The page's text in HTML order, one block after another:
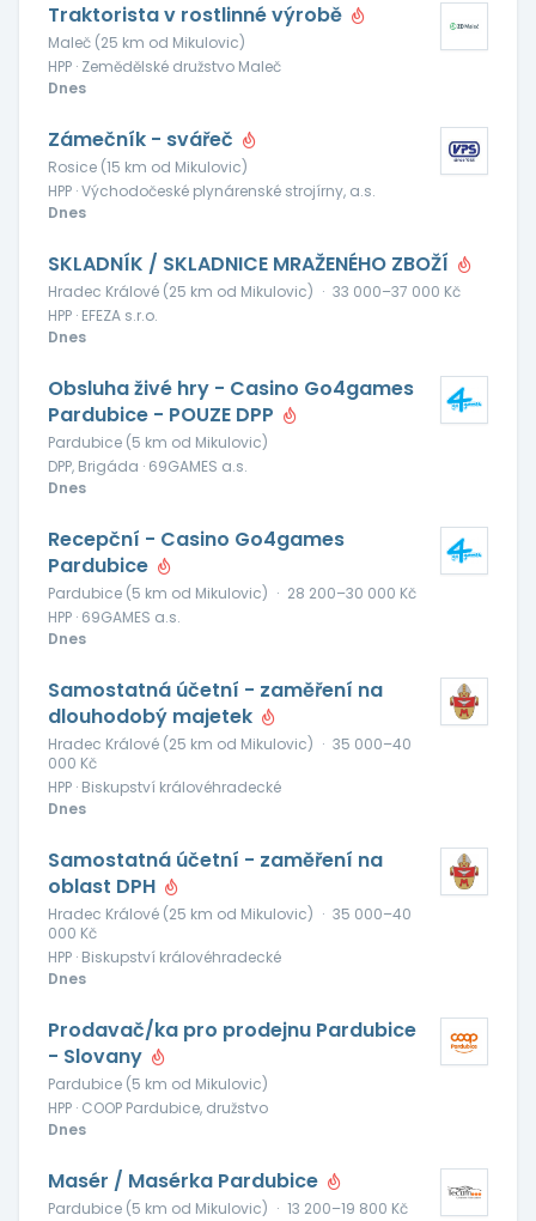
Traktorista v rostlinné výrobě
Maleč (25 km od Mikulovic)
HPP · Zemědělské družstvo Maleč
Dnes
Zámečník - svářeč
Rosice (15 km od Mikulovic)
HPP · Východočeské plynárenské strojírny, a.s.
Dnes
SKLADNÍK / SKLADNICE MRAŽENÉHO ZBOŽÍ
Hradec Králové (25 km od Mikulovic) · 33 000–37 000 Kč
HPP · EFEZA s.r.o.
Dnes
Obsluha živé hry - Casino Go4games
Pardubice - POUZE DPP
Pardubice (5 km od Mikulovic)
DPP, Brigáda · 69GAMES a.s.
Dnes
Recepční - Casino Go4games
Pardubice
Pardubice (5 km od Mikulovic) · 28 200–30 000 Kč
HPP · 69GAMES a.s.
Dnes
Samostatná účetní - zaměření na
dlouhodobý majetek
Hradec Králové (25 km od Mikulovic) · 35 000–40
000 Kč
HPP · Biskupství královéhradecké
Dnes
Samostatná účetní - zaměření na
oblast DPH
Hradec Králové (25 km od Mikulovic) · 35 000–40
000 Kč
HPP · Biskupství královéhradecké
Dnes
Prodavač/ka pro prodejnu Pardubice
- Slovany
Pardubice (5 km od Mikulovic)
HPP · COOP Pardubice, družstvo
Dnes
Masér / Masérka Pardubice
Pardubice (5 km od Mikulovic) · 13 200–19 800 Kč